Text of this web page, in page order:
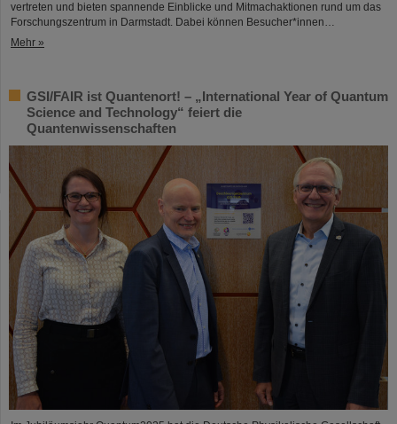
vertreten und bieten spannende Einblicke und Mitmachaktionen rund um das
Forschungszentrum in Darmstadt. Dabei können Besucher*innen…
Mehr »
GSI/FAIR ist Quantenort! – „International Year of Quantum
Science and Technology“ feiert die
Quantenwissenschaften